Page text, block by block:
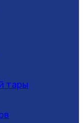
тары